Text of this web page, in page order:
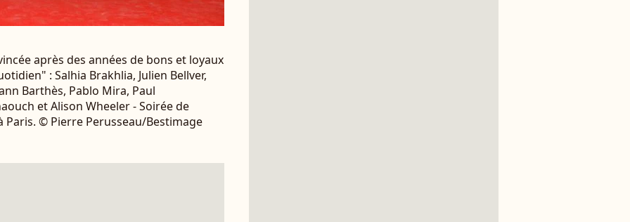
après des années de bons et loyaux
: Salhia Brakhlia, Julien Bellver,
Barthès, Pablo Mira, Paul
et Alison Wheeler - Soirée de
Paris. © Pierre Perusseau/Bestimage